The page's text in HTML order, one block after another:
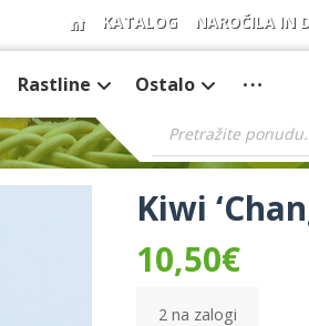
KATALOG NAROČILA IN
Rastline Ostalo
Kiwi
10,50€
2 na zalogi